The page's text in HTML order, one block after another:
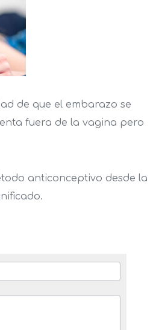
de que el embarazo se
fuera de la vagina pero
anticonceptivo desde la